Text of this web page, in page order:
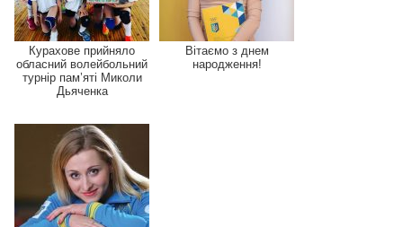
Курахове прийняло
обласний волейбольний
турнір пам’яті Миколи
Дьяченка
Вітаємо з днем
народження!